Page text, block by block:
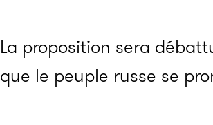
La proposition sera
que le peuple russe se